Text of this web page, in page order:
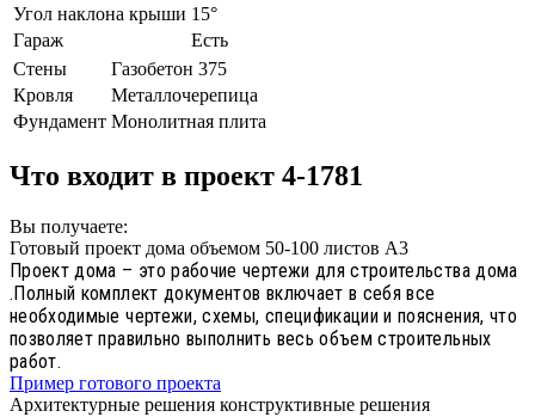
Угол наклона крыши 15°
Гараж
Есть
Стены
Газобетон 375
Кровля
Металлочерепица
Фундамент Монолитная плита
Что входит в проект 4-1781
Вы получаете:
Готовый проект дома объемом 50-100 листов А3
Проект дома – это рабочие чертежи для строительства дома
.Полный комплект документов включает в себя все
необходимые чертежи, схемы, спецификации и пояснения, что
позволяет правильно выполнить весь объем строительных
работ.
Пример готового проекта
Архитектурные решения конструктивные решения